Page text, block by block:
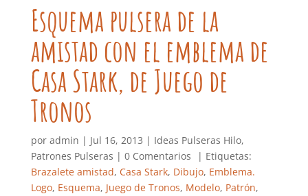
Esquema pulsera de la
amistad con el emblema de
Casa Stark, de Juego de
Tronos
por admin | Jul 16, 2013 | Ideas Pulseras Hilo,
Patrones Pulseras | 0 Comentarios
| Etiquetas:
Brazalete amistad, Casa Stark, Dibujo, Emblema.
Logo, Esquema, Juego de Tronos, Modelo, Patrón,